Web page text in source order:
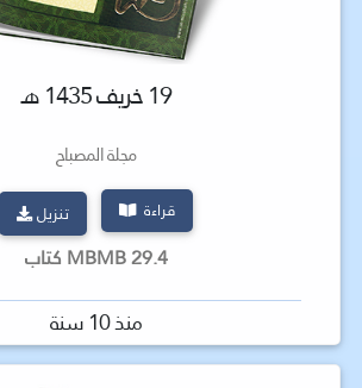
19 خريف 1435 هـ
مجلة المصباح
قراءة تنزيل
29.4 MBMB كتاب
منذ 10 سنة